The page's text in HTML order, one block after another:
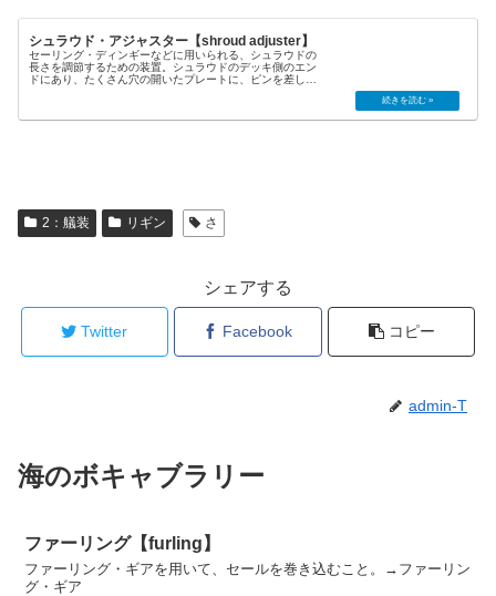
シュラウド・アジャスター【shroud adjuster】
セーリング・ディンギーなどに用いられる、シュラウドの
長さを調節するための装置。シュラウドのデッキ側のエン
ドにあり、たくさん穴の開いたプレートに、ピンを差し込
2：艤装 リギン さ
シェアする
Twitter Facebook コピー
admin-T
海のボキャブラリー
ファーリング【furling】
ファーリング・ギアを用いて、セールを巻き込むこと。→ファーリン
グ・ギア